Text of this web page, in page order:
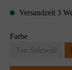
Versandzeit 3
Farbe
Tan Sidewall